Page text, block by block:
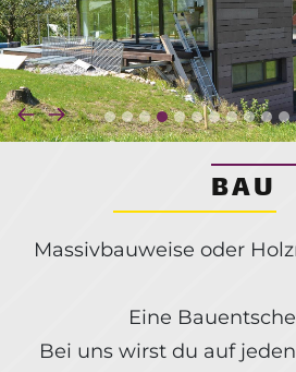
BAU
Massivbauweise oder
Eine
Bei uns wirst du auf